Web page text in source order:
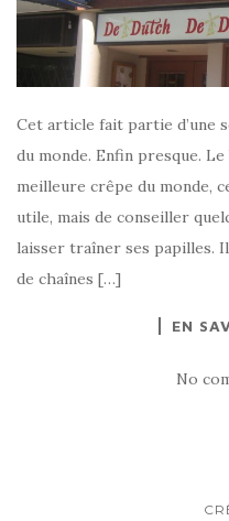
Cet article fait partie d’une
du monde. Enfin presque.
meilleure crêpe du monde,
utile, mais de conseiller
laisser traîner ses papilles.
de chaînes […]
EN
No